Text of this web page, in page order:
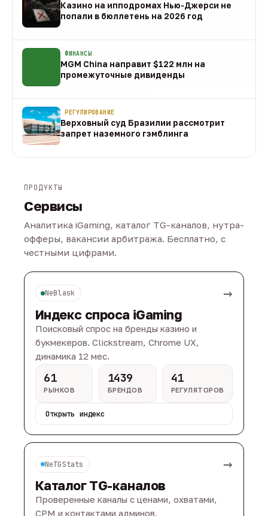
Казино на ипподромах Нью-Джерси не
попали в бюллетень на 2026 год
ФИНАНСЫ
MGM China направит $122 млн на
промежуточные дивиденды
РЕГУЛИРОВАНИЕ
Верховный суд Бразилии рассмотрит
запрет наземного гэмблинга
ПРОДУКТЫ
Сервисы
Аналитика iGaming, каталог TG-каналов, нутра-
офферы, вакансии арбитража. Бесплатно, с
честными цифрами.
NeBlask →
Индекс спроса iGaming
Поисковый спрос на бренды казино и
букмекеров. Clickstream, Chrome UX,
динамика 12 мес.
61
РЫНКОВ
1439
БРЕНДОВ
41
РЕГУЛЯТОРОВ
Открыть индекс
NeTGStats →
Каталог TG-каналов
Проверенные каналы с ценами, охватами,
CPM и контактами админов.